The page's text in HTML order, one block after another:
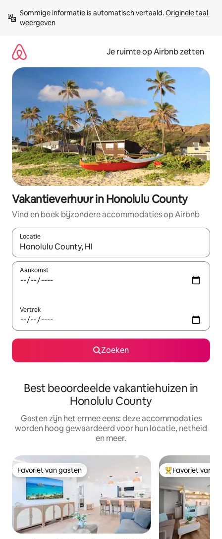
direct
naar
Sommige informatie is automatisch vertaald. Originele taal
weergeven
Je ruimte op Airbnb zetten
Vakantieverhuur in Honolulu County
Vind en boek bijzondere accommodaties op Airbnb
Locatie
Wanneer er suggesties beschikbaar zijn, maak je een keuze
Aankomst
Vertrek
Zoeken
Best beoordeelde vakantiehuizen in
Honolulu County
Gasten zijn het ermee eens: deze accommodaties
worden hoog gewaardeerd voor hun locatie, netheid
en meer.
Favoriet van gasten
Favoriet van gasten Topfavoriet van
Favoriet van